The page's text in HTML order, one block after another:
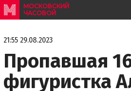
МОСКОВСКИЙ
ЧАСОВОЙ
21:55 29.08.2023
Пропавшая
фигуристка